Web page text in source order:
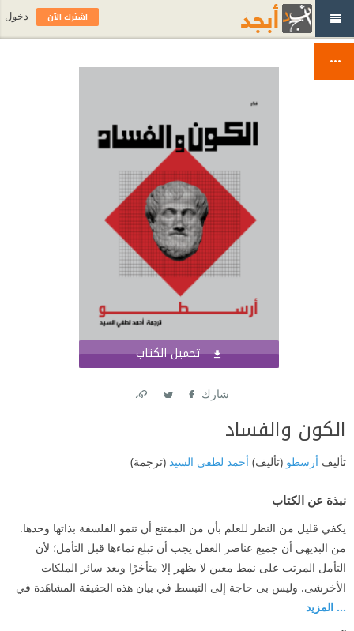
تحميل الكتاب
شارك
الكون والفساد
تأليف أرسطو (تأليف) أحمد لطفي السيد (ترجمة)
نبذة عن الكتاب
يكفي قليل من النظر للعلم بأن من الممتنع أن تنمو الفلسفة بذاتها وحدها.
من البديهي أن جميع عناصر العقل يجب أن تبلغ نماءها قبل التأمل؛ لأن
التأمل المرتب على نمط معين لا يظهر إلا متأخرًا وبعد سائر الملكات
الأخرشى. وليس بى حاجة إلى التبسط في بيان هذه الحقيقة المشاهَدة في
... المزيد
اشترك الآن دخول